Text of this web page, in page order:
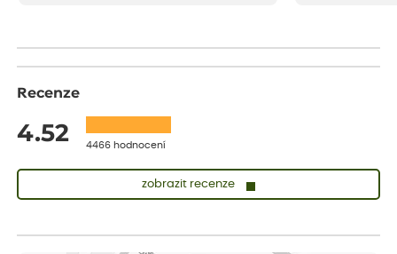
Recenze
4.52 4466 hodnocení
zobrazit recenze